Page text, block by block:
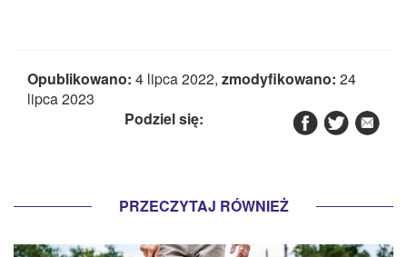
Opublikowano: 4 lipca 2022, zmodyfikowano: 24
lipca 2023
Podziel się:
PRZECZYTAJ RÓWNIEŻ